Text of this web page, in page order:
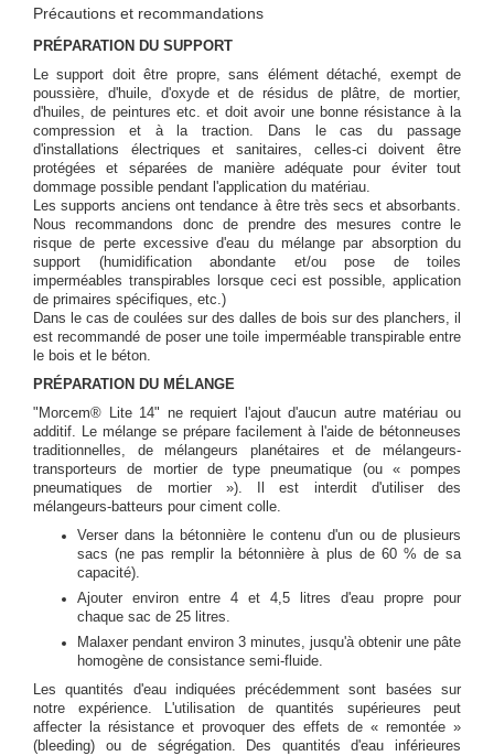
Précautions et recommandations
PRÉPARATION DU SUPPORT
Le support doit être propre, sans élément détaché, exempt de
poussière, d'huile, d'oxyde et de résidus de plâtre, de mortier,
d'huiles, de peintures etc. et doit avoir une bonne résistance à la
compression et à la traction. Dans le cas du passage
d'installations électriques et sanitaires, celles-ci doivent être
protégées et séparées de manière adéquate pour éviter tout
dommage possible pendant l'application du matériau.
Les supports anciens ont tendance à être très secs et absorbants.
Nous recommandons donc de prendre des mesures contre le
risque de perte excessive d'eau du mélange par absorption du
support (humidification abondante et/ou pose de toiles
imperméables transpirables lorsque ceci est possible, application
de primaires spécifiques, etc.)
Dans le cas de coulées sur des dalles de bois sur des planchers, il
est recommandé de poser une toile imperméable transpirable entre
le bois et le béton.
PRÉPARATION DU MÉLANGE
"Morcem® Lite 14" ne requiert l'ajout d'aucun autre matériau ou
additif. Le mélange se prépare facilement à l'aide de bétonneuses
traditionnelles, de mélangeurs planétaires et de mélangeurs-
transporteurs de mortier de type pneumatique (ou « pompes
pneumatiques de mortier »). Il est interdit d'utiliser des
mélangeurs-batteurs pour ciment colle.
Verser dans la bétonnière le contenu d'un ou de plusieurs
sacs (ne pas remplir la bétonnière à plus de 60 % de sa
capacité).
Ajouter environ entre 4 et 4,5 litres d'eau propre pour
chaque sac de 25 litres.
Malaxer pendant environ 3 minutes, jusqu'à obtenir une pâte
homogène de consistance semi-fluide.
Les quantités d'eau indiquées précédemment sont basées sur
notre expérience. L'utilisation de quantités supérieures peut
affecter la résistance et provoquer des effets de « remontée »
(bleeding) ou de ségrégation. Des quantités d'eau inférieures